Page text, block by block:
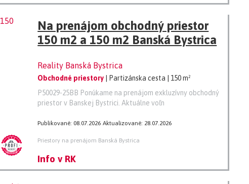
Na prenájom obchodný priestor
150 m2 a 150 m2 Banská Bystrica
Reality Banská Bystrica
Obchodné priestory | Partizánska cesta
| 150 m²
P50029-25BB Ponúkame na prenájom exkluzívny obchodný
priestor v Banskej Bystrici. Aktuálne voľn
Publikované: 08.07.2026 Aktualizované: 28.07.2026
Priestory na prenájom Banská Bystrica
Info v RK